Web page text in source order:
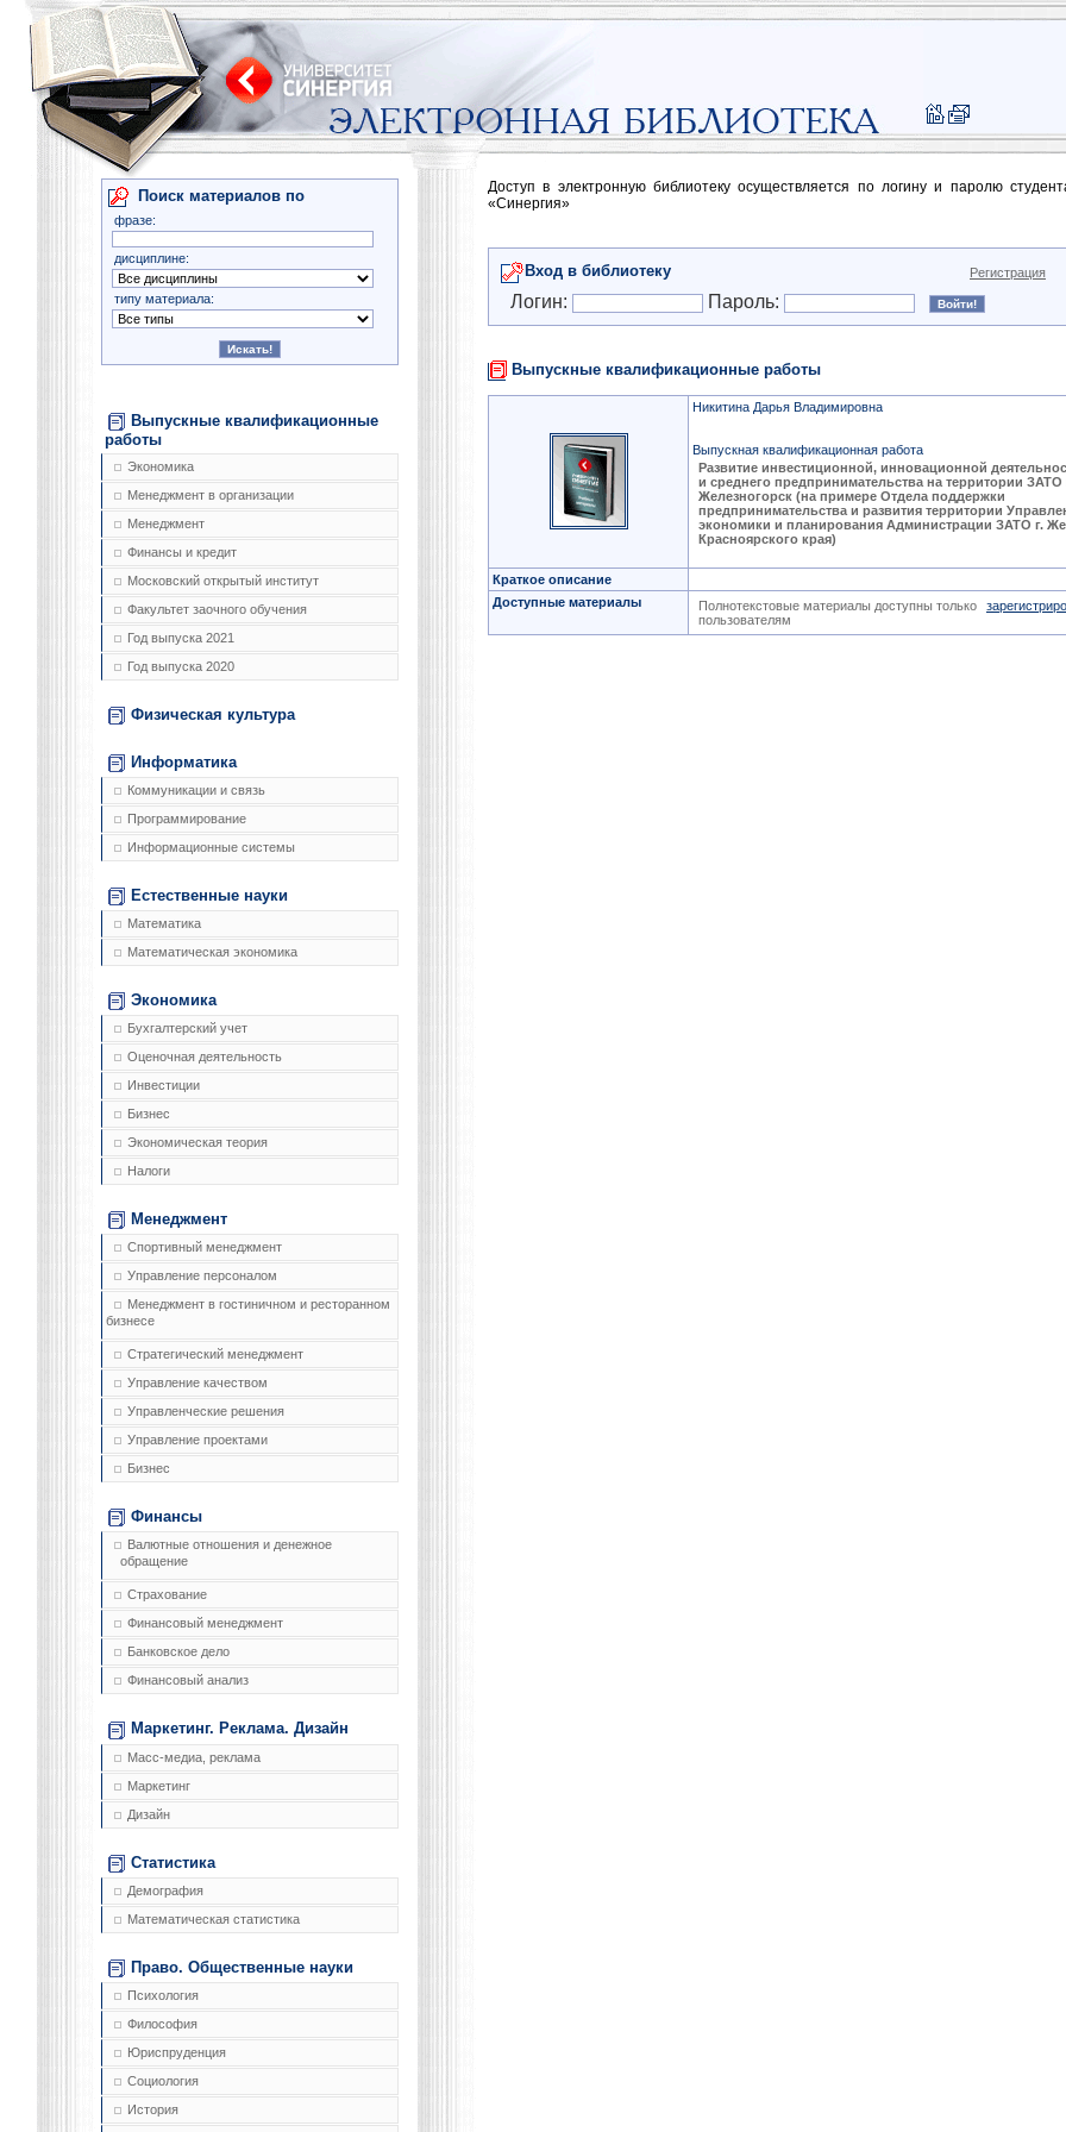
Поиск материалов по
фразе:
дисциплине:
типу материала:
Выпускные квалификационные
работы
Экономика
Менеджмент в организации
Менеджмент
Финансы и кредит
Московский открытый институт
Факультет заочного обучения
Год выпуска 2021
Год выпуска 2020
Физическая культура
Информатика
Коммуникации и связь
Программирование
Информационные системы
Естественные науки
Математика
Математическая экономика
Экономика
Бухгалтерский учет
Оценочная деятельность
Инвестиции
Бизнес
Экономическая теория
Налоги
Менеджмент
Спортивный менеджмент
Управление персоналом
Менеджмент в гостиничном и ресторанном
бизнесе
Стратегический менеджмент
Управление качеством
Управленческие решения
Управление проектами
Бизнес
Финансы
Валютные отношения и денежное
обращение
Страхование
Финансовый менеджмент
Банковское дело
Финансовый анализ
Маркетинг. Реклама. Дизайн
Масс-медиа, реклама
Маркетинг
Дизайн
Статистика
Демография
Математическая статистика
Право. Общественные науки
Психология
Философия
Юриспруденция
Социология
История
Доступ в электронную библиотеку осуществляется по логину и паролю
«Синергия»
Вход в библиотеку Регистрация
Логин: Пароль:
Выпускные квалификационные работы
Никитина Дарья Владимировна
Выпускная квалификационная работа
Развитие инвестиционной, инновационной
и среднего предпринимательства на территории ЗАТО
Железногорск (на примере Отдела поддержки
предпринимательства и развития территории
экономики и планирования Администрации ЗАТО г.
Красноярского края)
Краткое описание
Доступные материалы
Полнотекстовые материалы доступны только
пользователям